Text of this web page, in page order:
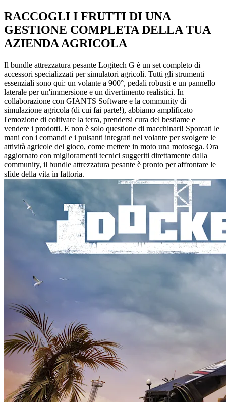
RACCOGLI I FRUTTI DI UNA
GESTIONE COMPLETA DELLA TUA
AZIENDA AGRICOLA
Il bundle attrezzatura pesante Logitech G è un set completo di
accessori specializzati per simulatori agricoli. Tutti gli strumenti
essenziali sono qui: un volante a 900°, pedali robusti e un pannello
laterale per un'immersione e un divertimento realistici. In
collaborazione con GIANTS Software e la community di
simulazione agricola (di cui fai parte!), abbiamo amplificato
l'emozione di coltivare la terra, prendersi cura del bestiame e
vendere i prodotti. E non è solo questione di macchinari! Sporcati le
mani con i comandi e i pulsanti integrati nel volante per svolgere le
attività agricole del gioco, come mettere in moto una motosega. Ora
aggiornato con miglioramenti tecnici suggeriti direttamente dalla
community, il bundle attrezzatura pesante è pronto per affrontare le
sfide della vita in fattoria.